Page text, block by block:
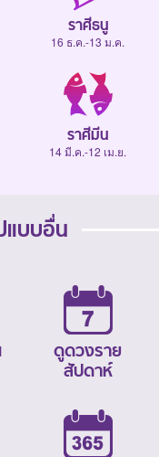
ราศีธนู
16 ธ.ค.-13 ม.ค.
ราศีมีน
14 มี.ค.-12 เม.ย.
แบบอื่น
ดูดวงราย
สัปดาห์